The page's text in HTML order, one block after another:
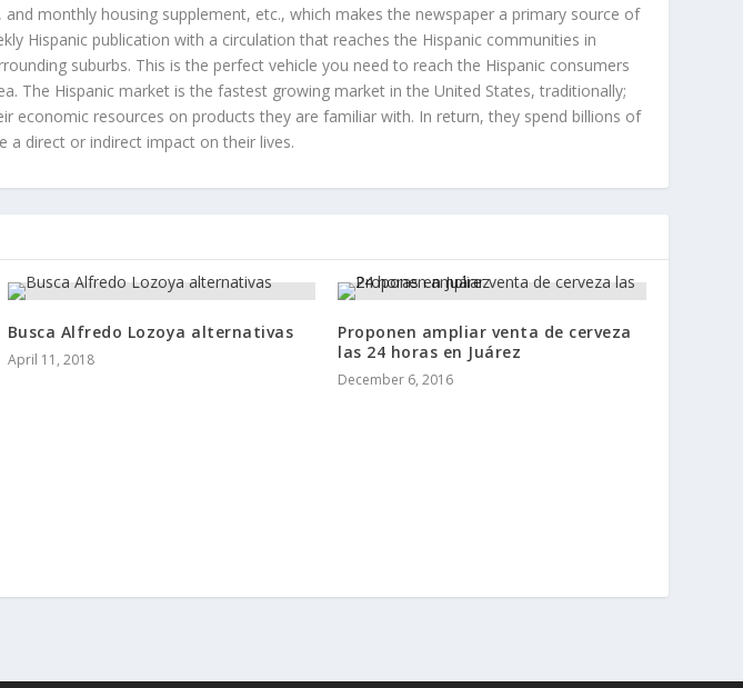
monthly housing supplement, etc., which makes the newspaper a primary source of
Hispanic publication with a circulation that reaches the Hispanic communities in
suburbs. This is the perfect vehicle you need to reach the Hispanic consumers
The Hispanic market is the fastest growing market in the United States, traditionally;
economic resources on products they are familiar with. In return, they spend billions of
a direct or indirect impact on their lives.
Busca Alfredo Lozoya alternativas
April 11, 2018
Proponen ampliar venta de cerveza
las 24 horas en Juárez
December 6, 2016